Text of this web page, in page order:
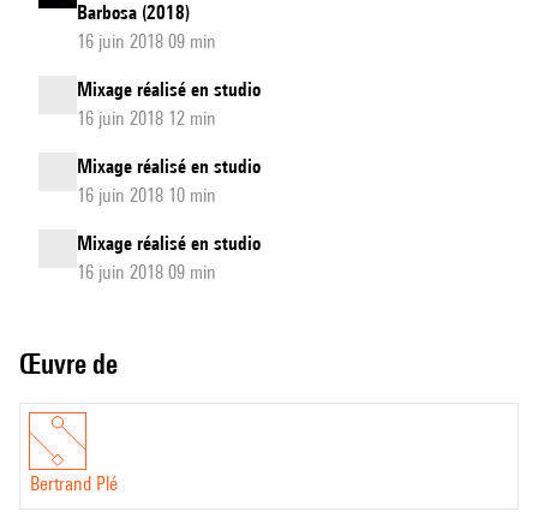
Barbosa (2018)
16 juin 2018 09 min
Mixage réalisé en studio
16 juin 2018 12 min
Mixage réalisé en studio
16 juin 2018 10 min
Mixage réalisé en studio
16 juin 2018 09 min
Œuvre de
Bertrand Plé